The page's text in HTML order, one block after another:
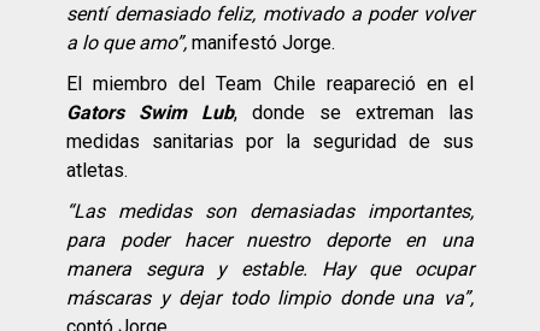
sentí demasiado feliz, motivado a poder volver
a lo que amo”, manifestó Jorge.
El miembro del Team Chile reapareció en el
Gators Swim Lub, donde se extreman las
medidas sanitarias por la seguridad de sus
atletas.
“Las medidas son demasiadas importantes,
para poder hacer nuestro deporte en una
manera segura y estable. Hay que ocupar
máscaras y dejar todo limpio donde una va”,